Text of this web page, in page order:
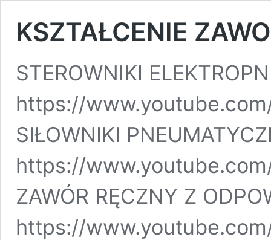
KSZTAŁCENIE
STEROWNIKI
https://
SIŁOWNIKI
https://
ZAWÓR RĘCZNY Z
https://